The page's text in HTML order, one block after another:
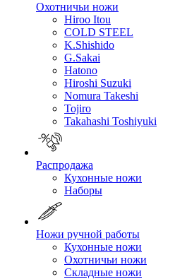
Охотничьи ножи
Hiroo Itou
COLD STEEL
K.Shishido
G.Sakai
Hatono
Hiroshi Suzuki
Nomura Takeshi
Tojiro
Takahashi Toshiyuki
Распродажа
Кухонные ножи
Наборы
Ножи ручной работы
Кухонные ножи
Охотничьи ножи
Складные ножи